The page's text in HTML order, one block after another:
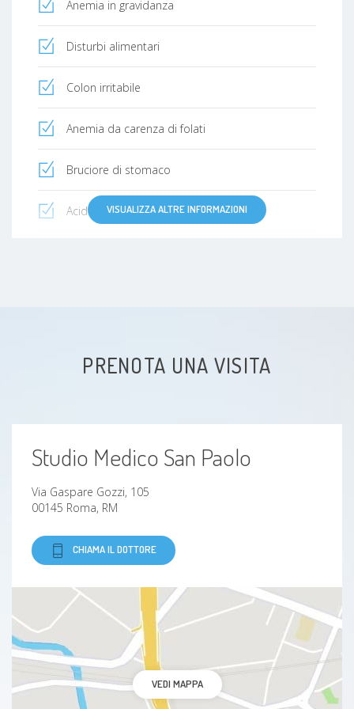
Anemia in gravidanza
Disturbi alimentari
Colon irritabile
Anemia da carenza di folati
Bruciore di stomaco
Acidosi
Allergie Alimentari
Anemia
Allattamento e svezzamento
Obesità
diabete di tipo 1
diabete di tipo 2
Flatulenza
VISUALIZZA ALTRE INFORMAZIONI
PRENOTA UNA VISITA
Studio Medico San Paolo
Via Gaspare Gozzi, 105
00145 Roma, RM
CHIAMA IL DOTTORE
VEDI MAPPA